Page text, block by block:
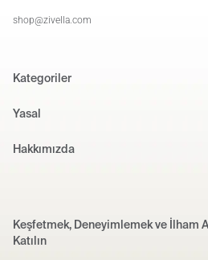
shop@zivella.com
Kategoriler
Yasal
Hakkımızda
Keşfetmek, Deneyimlemek ve İlham
Katılın